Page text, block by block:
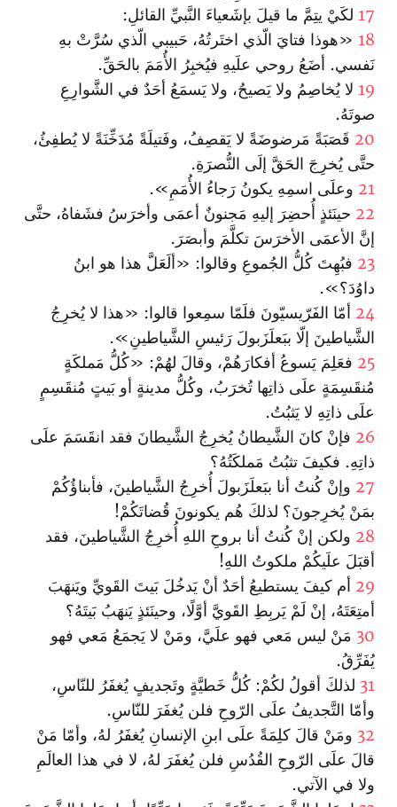
17 لكَيْ يتِمَّ ما قيلَ بإشَعياءَ النَّبيِّ القائلِ:
18 «هوذا فتايَ الّذي اختَرتُهُ، حَبيبي الّذي سُرَّتْ بهِ
نَفسي. أضَعُ روحي علَيهِ فيُخبِرُ الأُمَمَ بالحَقِّ.
19 لا يُخاصِمُ ولا يَصيحُ، ولا يَسمَعُ أحَدٌ في الشَّوارِعِ
صوتَهُ.
20 قَصَبَةً مَرضوضَةً لا يَقصِفُ، وفَتيلَةً مُدَخِّنَةً لا يُطفِئُ،
حتَّى يُخرِجَ الحَقَّ إلَى النُّصرَةِ.
21 وعلَى اسمِهِ يكونُ رَجاءُ الأُمَمِ».
22 حينَئذٍ أُحضِرَ إليهِ مَجنونٌ أعمَى وأخرَسُ فشَفاهُ، حتَّى
إنَّ الأعمَى الأخرَسَ تكلَّمَ وأبصَرَ.
23 فبُهِتَ كُلُّ الجُموعِ وقالوا: «ألَعَلَّ هذا هو ابنُ
داوُدَ؟».
24 أمّا الفَرّيسيّونَ فلَمّا سمِعوا قالوا: «هذا لا يُخرِجُ
الشَّياطينَ إلّا ببَعلَزَبولَ رَئيسِ الشَّياطينِ».
25 فعَلِمَ يَسوعُ أفكارَهُمْ، وقالَ لهُمْ: «كُلُّ مَملكَةٍ
مُنقَسِمَةٍ علَى ذاتِها تُخرَبُ، وكُلُّ مدينةٍ أو بَيتٍ مُنقَسِمٍ
علَى ذاتِهِ لا يَثبُتُ.
26 فإنْ كانَ الشَّيطانُ يُخرِجُ الشَّيطانَ فقد انقَسَمَ علَى
ذاتِهِ. فكيفَ تثبُتُ مَملكَتُهُ؟
27 وإنْ كُنتُ أنا ببَعلَزَبولَ أُخرِجُ الشَّياطينَ، فأبناؤُكُمْ
بمَنْ يُخرِجونَ؟ لذلكَ هُم يكونونَ قُضاتَكُمْ!
28 ولكن إنْ كُنتُ أنا بروحِ اللهِ أُخرِجُ الشَّياطينَ، فقد
أقبَلَ علَيكُمْ ملكوتُ اللهِ!
29 أم كيفَ يستطيعُ أحَدٌ أنْ يَدخُلَ بَيتَ القَويِّ ويَنهَبَ
أمتِعَتَهُ، إنْ لَمْ يَربِطِ القَويَّ أوَّلًا، وحينَئذٍ يَنهَبُ بَيتَهُ؟
30 مَنْ ليس مَعي فهو علَيَّ، ومَنْ لا يَجمَعُ مَعي فهو
يُفَرِّقُ.
31 لذلكَ أقولُ لكُمْ: كُلُّ خَطيَّةٍ وتَجديفٍ يُغفَرُ للنّاسِ،
وأمّا التَّجديفُ علَى الرّوحِ فلن يُغفَرَ للنّاسِ.
32 ومَنْ قالَ كلِمَةً علَى ابنِ الإنسانِ يُغفَرُ لهُ، وأمّا مَنْ
قالَ علَى الرّوحِ القُدُسِ فلن يُغفَرَ لهُ، لا في هذا العالَمِ
ولا في الآتي.